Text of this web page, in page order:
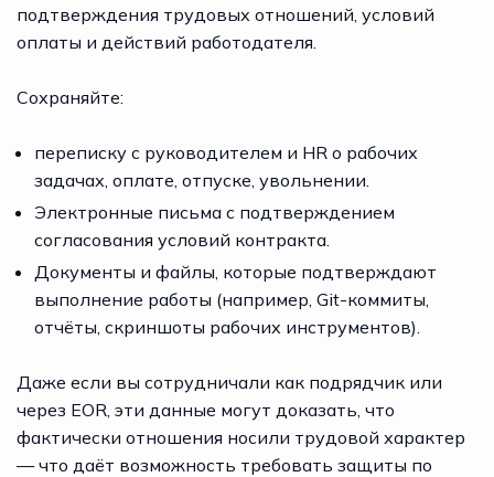
подтверждения трудовых отношений, условий
оплаты и действий работодателя.
Сохраняйте:
переписку с руководителем и HR о рабочих
задачах, оплате, отпуске, увольнении.
Электронные письма с подтверждением
согласования условий контракта.
Документы и файлы, которые подтверждают
выполнение работы (например, Git-коммиты,
отчёты, скриншоты рабочих инструментов).
Даже если вы сотрудничали как подрядчик или
через EOR, эти данные могут доказать, что
фактически отношения носили трудовой характер
— что даёт возможность требовать защиты по